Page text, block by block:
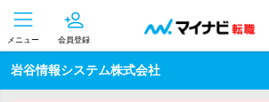
メニュー 会員登録
岩谷情報システム株式会社